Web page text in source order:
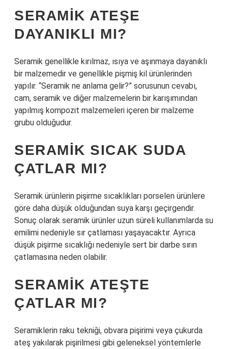
SERAMIK ATEŞE
DAYANIKLI MI?
Seramik genellikle kırılmaz, ısıya ve aşınmaya dayanıklı
bir malzemedir ve genellikle pişmiş kil ürünlerinden
yapılır. “Seramik ne anlama gelir?” sorusunun cevabı,
cam, seramik ve diğer malzemelerin bir karışımından
yapılmış kompozit malzemeleri içeren bir malzeme
grubu olduğudur.
SERAMIK SICAK SUDA
ÇATLAR MI?
Seramik ürünlerin pişirme sıcaklıkları porselen ürünlere
göre daha düşük olduğundan suya karşı geçirgendir.
Sonuç olarak seramik ürünler uzun süreli kullanımlarda su
emilimi nedeniyle sır çatlaması yaşayacaktır. Ayrıca
düşük pişirme sıcaklığı nedeniyle sert bir darbe sırın
çatlamasına neden olabilir.
SERAMIK ATEŞTE
ÇATLAR MI?
Seramiklerin raku tekniği, obvara pişirimi veya çukurda
ateş yakılarak pişirilmesi gibi geleneksel yöntemlerle